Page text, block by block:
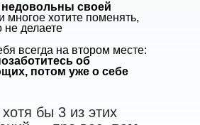
бы 3 из этих
недовольны своей
и многое хотите поменять,
не делаете
всегда на втором месте:
об
потом уже о себе